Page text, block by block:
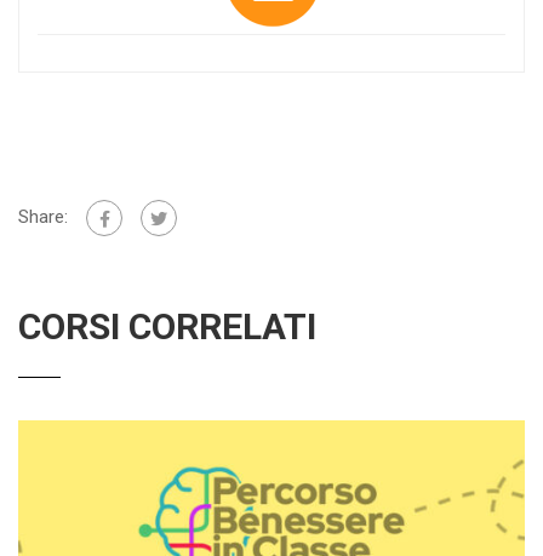
Share:
CORSI CORRELATI